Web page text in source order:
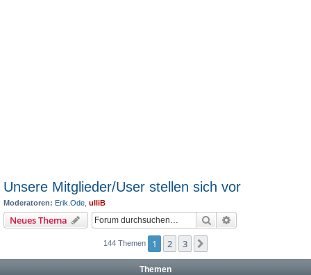
Unsere Mitglieder/User stellen sich vor
Moderatoren: Erik.Ode ulliB
Neues Thema Suche
144 Themen 1 2 3
Themen